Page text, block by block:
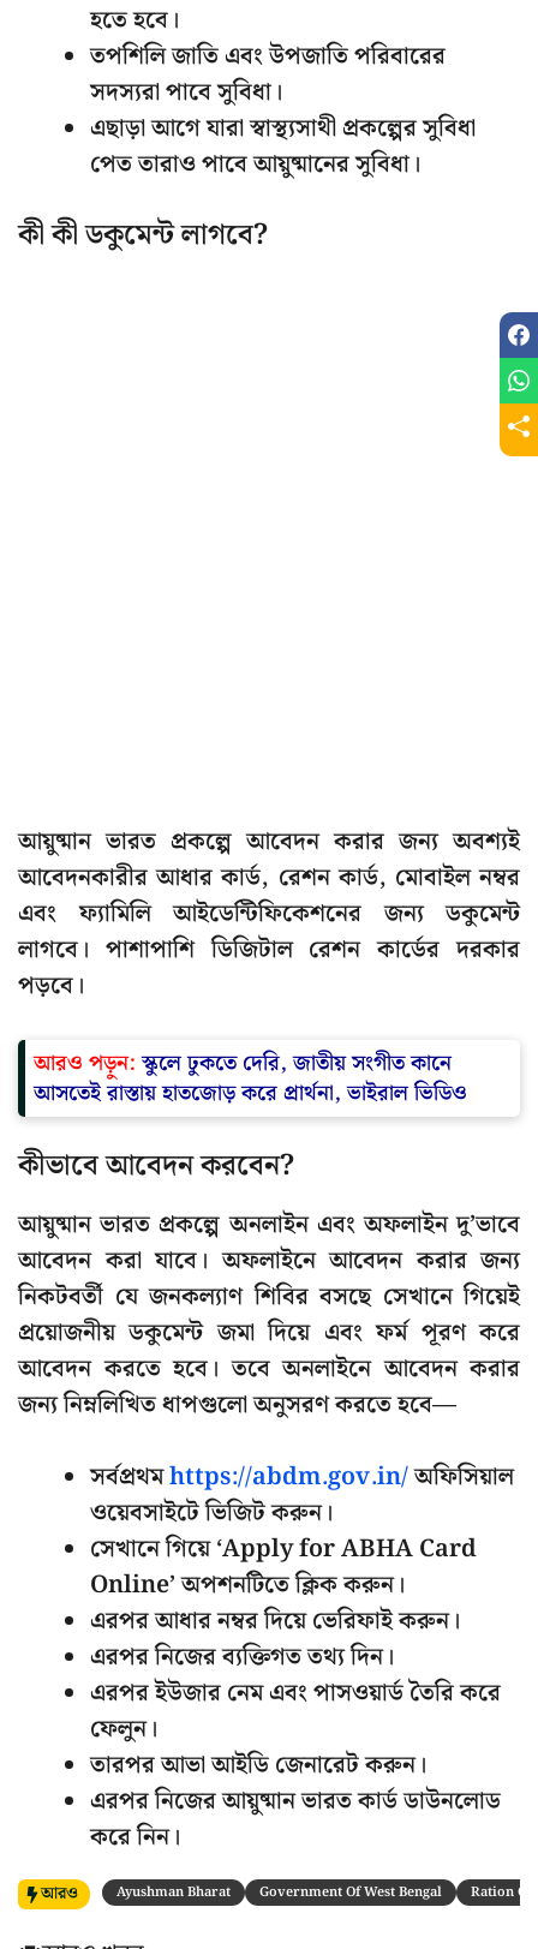
হতে হবে।
তপশিলি জাতি এবং উপজাতি পরিবারের
সদস্যরা পাবে সুবিধা।
এছাড়া আগে যারা স্বাস্থ্যসাথী প্রকল্পের সুবিধা
পেত তারাও পাবে আয়ুষ্মানের সুবিধা।
কী কী ডকুমেন্ট লাগবে?
আয়ুষ্মান ভারত প্রকল্পে আবেদন করার জন্য অবশ্যই
আবেদনকারীর আধার কার্ড, রেশন কার্ড, মোবাইল নম্বর
এবং ফ্যামিলি আইডেন্টিফিকেশনের জন্য ডকুমেন্ট
লাগবে। পাশাপাশি ডিজিটাল রেশন কার্ডের দরকার
পড়বে।
আরও পড়ুন:স্কুলে ঢুকতে দেরি, জাতীয় সংগীত কানে
আসতেই রাস্তায় হাতজোড় করে প্রার্থনা, ভাইরাল ভিডিও
কীভাবে আবেদন করবেন?
আয়ুষ্মান ভারত প্রকল্পে অনলাইন এবং অফলাইন দু’ভাবে
আবেদন করা যাবে। অফলাইনে আবেদন করার জন্য
নিকটবর্তী যে জনকল্যাণ শিবির বসছে সেখানে গিয়েই
প্রয়োজনীয় ডকুমেন্ট জমা দিয়ে এবং ফর্ম পূরণ করে
আবেদন করতে হবে। তবে অনলাইনে আবেদন করার
জন্য নিম্নলিখিত ধাপগুলো অনুসরণ করতে হবে—
সর্বপ্রথমhttps://abdm.gov.in/অফিসিয়াল
ওয়েবসাইটে ভিজিট করুন।
সেখানে গিয়ে ‘Apply for ABHA Card
Online’ অপশনটিতে ক্লিক করুন।
এরপর আধার নম্বর দিয়ে ভেরিফাই করুন।
এরপর নিজের ব্যক্তিগত তথ্য দিন।
এরপর ইউজার নেম এবং পাসওয়ার্ড তৈরি করে
ফেলুন।
তারপর আভা আইডি জেনারেট করুন।
এরপর নিজের আয়ুষ্মান ভারত কার্ড ডাউনলোড
করে নিন।
আরও Ayushman Bharat Government Of West Bengal Ration